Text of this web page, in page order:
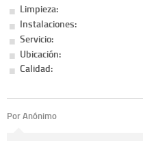
Limpieza:
Instalaciones:
Servicio:
Ubicación:
Calidad:
Por Anónimo